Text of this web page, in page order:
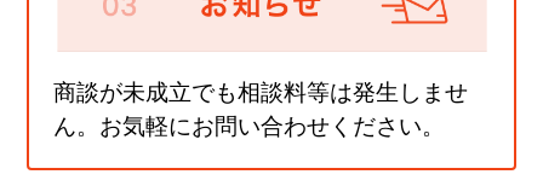
商談が未成立でも相談料等は発生しませ
ん。お気軽にお問い合わせください。